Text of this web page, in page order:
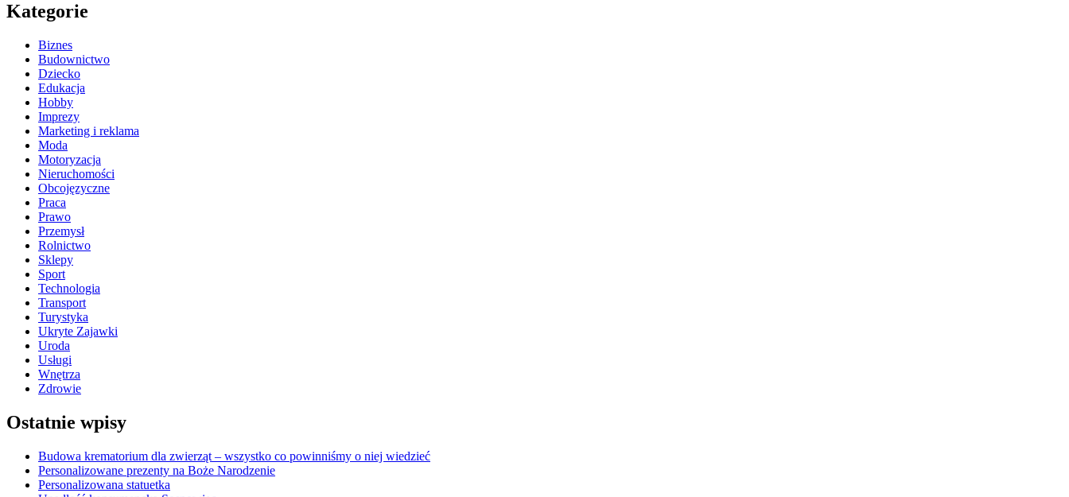
Kategorie
Biznes
Budownictwo
Dziecko
Edukacja
Hobby
Imprezy
Marketing i reklama
Moda
Motoryzacja
Nieruchomości
Obcojęzyczne
Praca
Prawo
Przemysł
Rolnictwo
Sklepy
Sport
Technologia
Transport
Turystyka
Ukryte Zajawki
Uroda
Usługi
Wnętrza
Zdrowie
Ostatnie wpisy
Budowa krematorium dla zwierząt – wszystko co powinniśmy o niej wiedzieć
Personalizowane prezenty na Boże Narodzenie
Personalizowana statuetka